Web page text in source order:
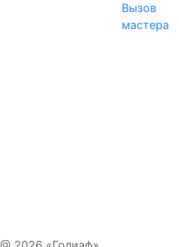
Вызов
мастера